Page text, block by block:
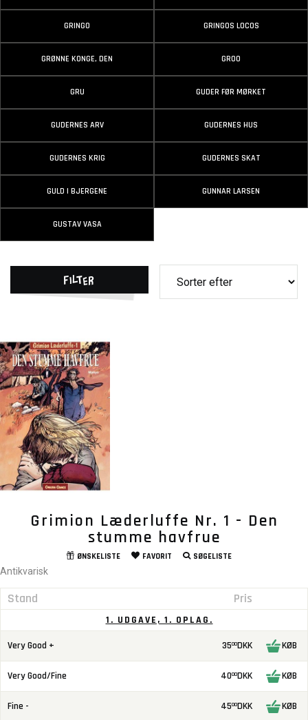
GRINGO GRINGOS LOCOS
GRØNNE KONGE, DEN GROO
GRU GUDER FØR MØRKET
GUDERNES ARV GUDERNES HUS
GUDERNES KRIG GUDERNES SKAT
GULD I BJERGENE GUNNAR LARSEN
GUSTAV VASA
Filter
Grimion Læderluffe Nr. 1 - Den
stumme havfrue
ØNSKELISTE FAVORIT SØGELISTE
Antikvarisk
Stand Pris
1. UDGAVE, 1. OPLAG.
Very Good + 3500DKK KØB
Very Good/Fine 4000DKK KØB
Fine - 4500DKK KØB